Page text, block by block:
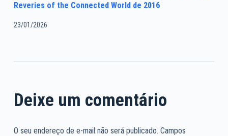
Reveries of the Connected World de 2016
23/01/2026
Deixe um comentário
O seu endereço de e-mail não será publicado. Campos